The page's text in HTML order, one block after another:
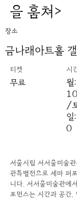
을 훔쳐>
장소
금나래아트홀
​티켓
무료
시
/
0
서울시립 서서울미술
관특별전으로 세마 퍼
니다. 서서울미술관에
포먼스는 시간과 공간,